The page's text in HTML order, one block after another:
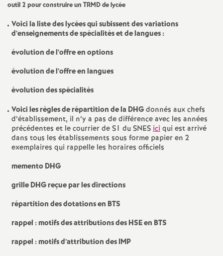
e
c
d
d
r
outil 2 pour construire un TRMDde lycée
Voici la liste des lycées qui subissent des variations
d’enseignements de spécialités et de langues :
évolution de l’offre en options
évolution de l’offre en langues
évolution des spécialités
Voici les règles de répartition de laDHGdonnés aux chefs
d’établissement, il n’y a pas de différence avec les années
précédentes et le courrier de S1 duSNESiciqui est arrivé
dans tous les établissements sous forme papier en 2
exemplaires qui rappelle les horaires officiels
mementoDHG
grilleDHGreçue par les directions
répartition des dotations en BTS
rappel : motifs des attributions desHSEen BTS
rappel : motifs d’attribution desIMP